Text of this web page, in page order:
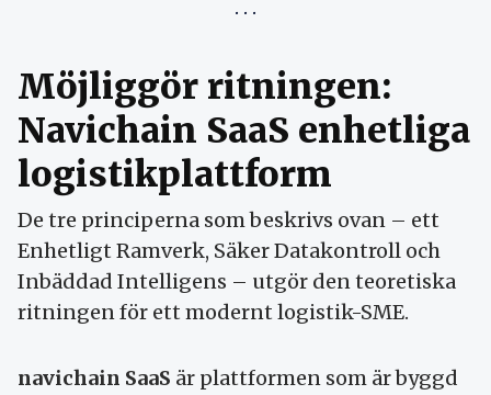
Möjliggör ritningen:
Navichain SaaS enhetliga
logistikplattform
De tre principerna som beskrivs ovan – ett
Enhetligt Ramverk, Säker Datakontroll och
Inbäddad Intelligens – utgör den teoretiska
ritningen för ett modernt logistik-SME.
navichain SaaS är plattformen som är byggd